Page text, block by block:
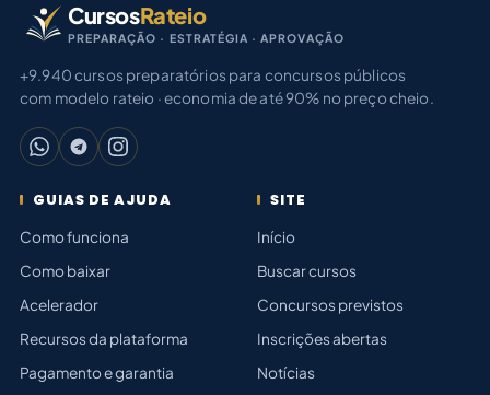
CursosRateio
PREPARAÇÃO · ESTRATÉGIA · APROVAÇÃO
+9.940 cursos preparatórios para concursos públicos
com modelo rateio · economia de até 90% no preço cheio.
GUIAS DE AJUDA
Como funciona
Como baixar
Acelerador
Recursos da plataforma
Pagamento e garantia
SITE
Início
Buscar cursos
Concursos previstos
Inscrições abertas
Notícias